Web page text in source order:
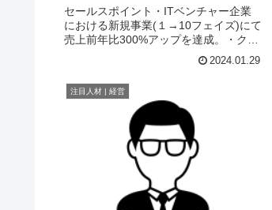
グのスペシャリスト
セールスポイント・ITベンチャー企業
における新規事業(１→10フェイズ)にて
売上前年比300%アップを達成。・クラ
イアントへのヒヤリングからシステム
設計、運用への落とし込みまで対応可
能。職歴・2020年から、大手ビジネス
チャットツールにおけ...
2024.01.29
注目人材 | 経営